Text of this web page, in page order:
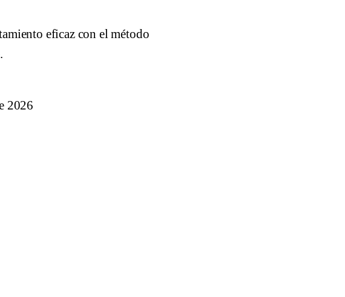
eficaz con el método
2026